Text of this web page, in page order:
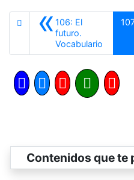
«106: El
futuro.
Vocabulario
Contenidos que te